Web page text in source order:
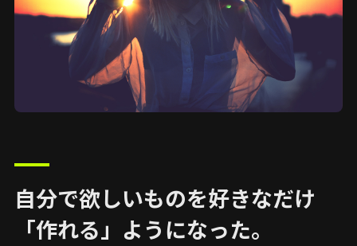
自分で欲しいものを好きなだけ
「作れる」ようになった。